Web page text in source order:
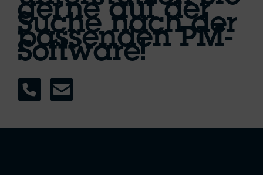
gerne auf der
Suche nach der
passenden PM-
Software!